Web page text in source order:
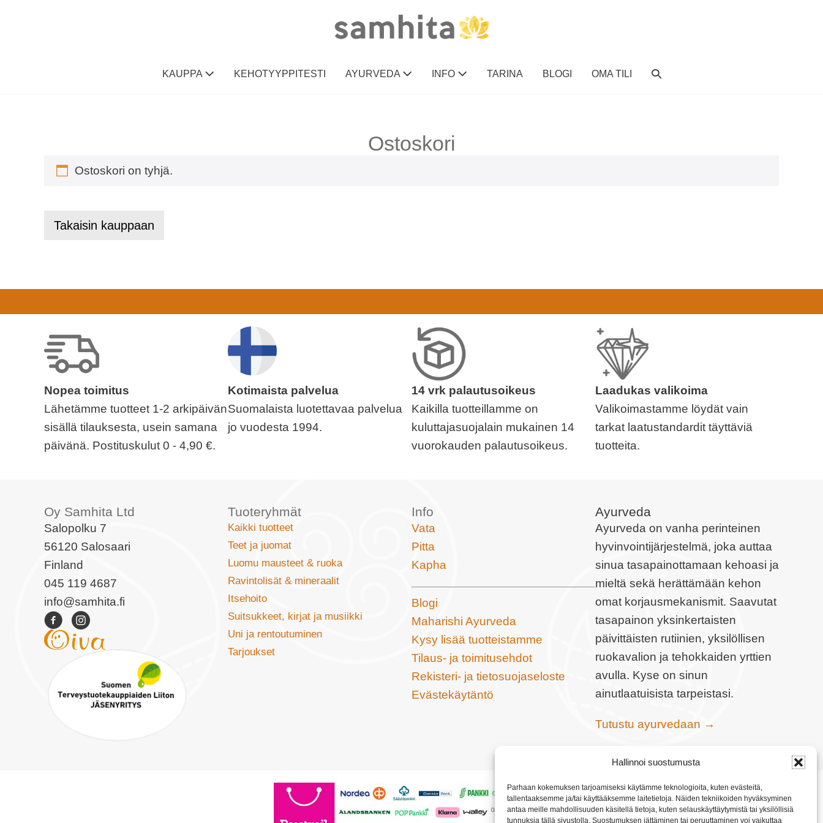
Hallinnoi suostumusta
Parhaan kokemuksen tarjoamiseksi käytämme teknologioita, kuten evästeitä,
tallentaaksemme ja/tai käyttääksemme laitetietoja. Näiden tekniikoiden hyväksyminen
antaa meille mahdollisuuden käsitellä tietoja, kuten selauskäyttäytymistä tai yksilöllisiä
tunnuksia tällä sivustolla. Suostumuksen jättäminen tai peruuttaminen voi vaikuttaa
KAUPPA KEHOTYYPPITESTI AYURVEDA INFO TARINA BLOGI OMA TILI
SEARCH
Ostoskori
Ostoskori on tyhjä.
Takaisin kauppaan
Nopea toimitus
Lähetämme tuotteet 1-2 arkipäivän
sisällä tilauksesta, usein samana
päivänä. Postituskulut 0 - 4,90 €.
Kotimaista palvelua
Suomalaista luotettavaa palvelua
jo vuodesta 1994.
14 vrk palautusoikeus
Kaikilla tuotteillamme on
kuluttajasuojalain mukainen 14
vuorokauden palautusoikeus.
Laadukas valikoima
Valikoimastamme löydät vain
tarkat laatustandardit täyttäviä
tuotteita.
Oy Samhita Ltd
Salopolku 7
56120 Salosaari
Finland
045 119 4687
info@samhita.fi
Tuoteryhmät
Kaikki tuotteet
Teet ja juomat
Luomu mausteet & ruoka
Ravintolisät & mineraalit
Itsehoito
Suitsukkeet, kirjat ja musiikki
Uni ja rentoutuminen
Tarjoukset
Info
Vata
Pitta
Kapha
Blogi
Maharishi Ayurveda
Kysy lisää tuotteistamme
Tilaus- ja toimitusehdot
Rekisteri- ja tietosuojaseloste
Evästekäytäntö
Ayurveda
Ayurveda on vanha perinteinen
hyvinvointijärjestelmä, joka auttaa
sinua tasapainottamaan kehoasi ja
mieltä sekä herättämään kehon
omat korjausmekanismit. Saavutat
tasapainon yksinkertaisten
päivittäisten rutiinien, yksilöllisen
ruokavalion ja tehokkaiden yrttien
avulla. Kyse on sinun
ainutlaatuisista tarpeistasi.
Tutustu ayurvedaan →